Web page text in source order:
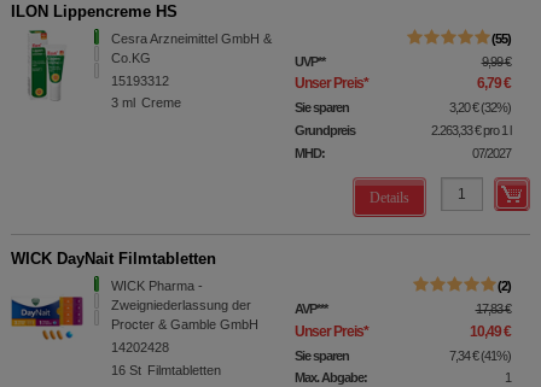
ILON Lippencreme HS
Cesra Arzneimittel GmbH &
Co.KG
15193312
3 ml Creme
55
UVP** 9,99 €
Unser Preis* 6,79 €
Sie sparen 3,20 € (32%)
Grundpreis
2.263,33 €pro 1 l
MHD:
07/2027
Details
WICK DayNait Filmtabletten
WICK Pharma -
Zweigniederlassung der
Procter & Gamble GmbH
14202428
16 St Filmtabletten
2
AVP*** 17,83 €
Unser Preis* 10,49 €
Sie sparen 7,34 € (41%)
Max. Abgabe:
1